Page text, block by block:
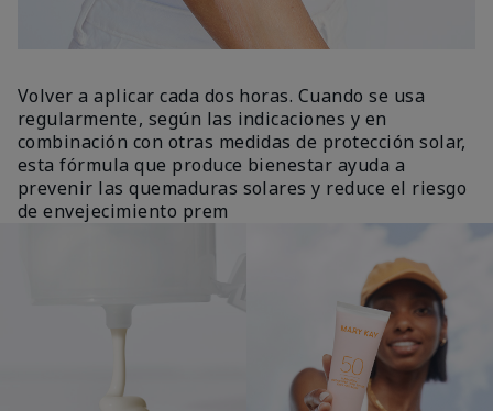
Volver a aplicar cada dos horas. Cuando se usa
regularmente, según las indicaciones y en
combinación con otras medidas de protección solar,
esta fórmula que produce bienestar ayuda a
prevenir las quemaduras solares y reduce el riesgo
de envejecimiento prem